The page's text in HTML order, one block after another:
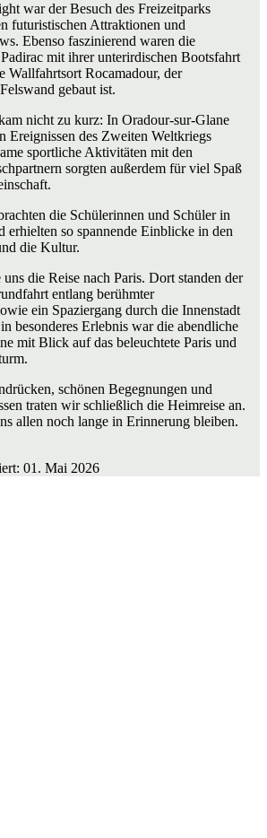
war der Besuch des Freizeitparks
futuristischen Attraktionen und
Ebenso faszinierend waren die
mit ihrer unterirdischen Bootsfahrt
Wallfahrtsort Rocamadour, der
gebaut ist.
nicht zu kurz: In Oradour-sur-Glane
Ereignissen des Zweiten Weltkriegs
sportliche Aktivitäten mit den
sorgten außerdem für viel Spaß
die Schülerinnen und Schüler in
erhielten so spannende Einblicke in den
die Kultur.
die Reise nach Paris. Dort standen der
entlang berühmter
ein Spaziergang durch die Innenstadt
besonderes Erlebnis war die abendliche
mit Blick auf das beleuchtete Paris und
schönen Begegnungen und
traten wir schließlich die Heimreise an.
allen noch lange in Erinnerung bleiben.
01. Mai 2026